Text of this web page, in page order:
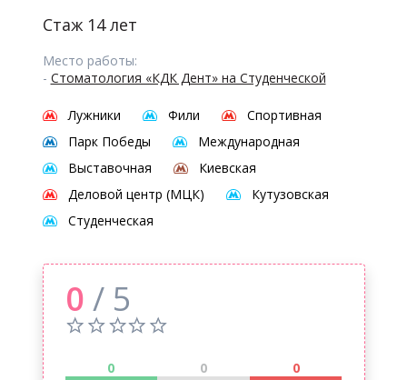
Стаж 14 лет
Место работы:
- Стоматология «КДК Дент» на Студенческой
Лужники Фили
Спортивная
Парк Победы
Международная
Выставочная
Киевская
Деловой центр (МЦК)
Кутузовская
Студенческая
0 / 5
0 0 0